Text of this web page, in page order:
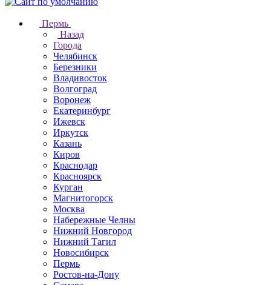
Пермь
Назад
Города
Челябинск
Березники
Владивосток
Волгоград
Воронеж
Екатеринбург
Ижевск
Иркутск
Казань
Киров
Краснодар
Красноярск
Курган
Магнитогорск
Москва
Набережные Челны
Нижний Новгород
Нижний Тагил
Новосибирск
Пермь
Ростов-на-Дону